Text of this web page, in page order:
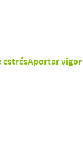
estrésAportar